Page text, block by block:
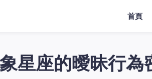
首頁
星座的曖昧行為